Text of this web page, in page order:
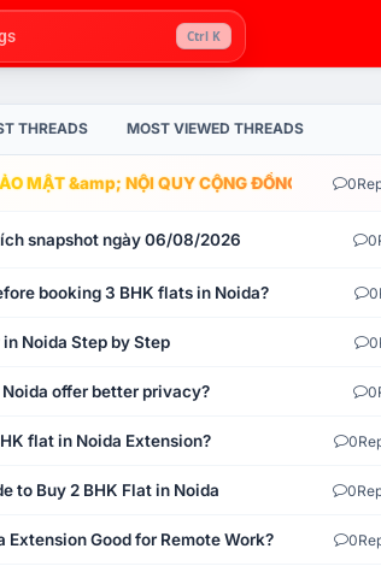
Ctrl K
THREADS MOST VIEWED THREADS
MẬT &amp; NỘI QUY CỘNG ĐỒNG 0
snapshot ngày 06/08/2026 0
booking 3 BHK flats in Noida? 0
Noida Step by Step 0
offer better privacy? 0
flat in Noida Extension? 0
to Buy 2 BHK Flat in Noida 0
Extension Good for Remote Work? 0